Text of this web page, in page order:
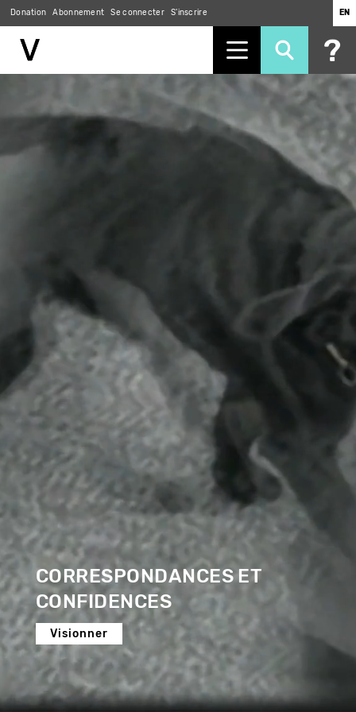
Donation Abonnement Se connecter S'inscrire EN
CORRESPONDANCES ET
CONFIDENCES
Visionner